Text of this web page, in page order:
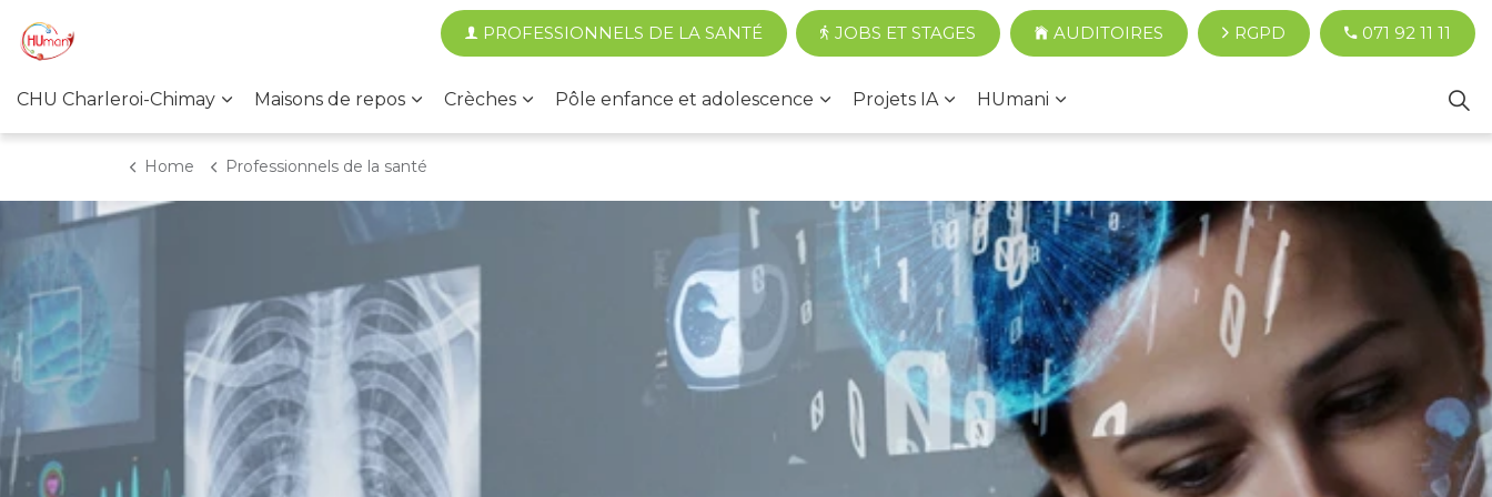
Accéder au contenu principal
CHU Charleroi-Chimay Maisons de repos Crèches Pôle enfance et adolescence Projets IA HUmani
PROFESSIONNELS DE LA SANTÉ JOBS ET STAGES AUDITOIRES RGPD 071 92 11 11
Home Professionnels de la santé